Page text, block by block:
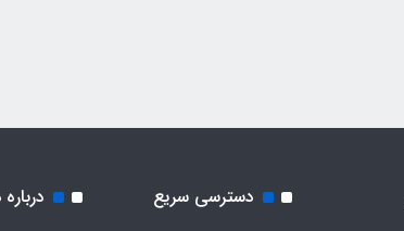
دسترسی سریع درباره